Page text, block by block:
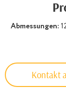
Abmessungen:
Kontakt